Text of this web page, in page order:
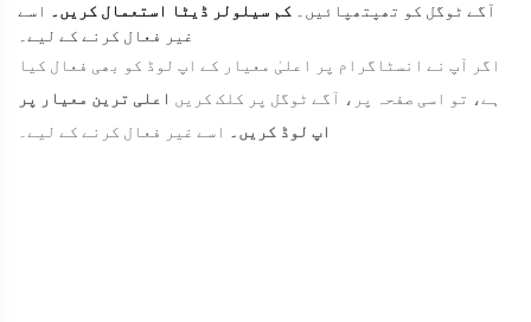
آگے ٹوگل کو تھپتھپائیں۔ کم سیلولر ڈیٹا استعمال کریں۔
اسے
غیر فعال کرنے کے لیے۔
اگر آپ نے انسٹاگرام پر اعلیٰ معیار کے اپ لوڈ کو بھی فعال کیا
ہے، تو اسی صفحہ پر، آگے ٹوگل پر کلک کریں اعلی ترین معیار پر
اپ لوڈ کریں۔
اسے غیر فعال کرنے کے لیے۔